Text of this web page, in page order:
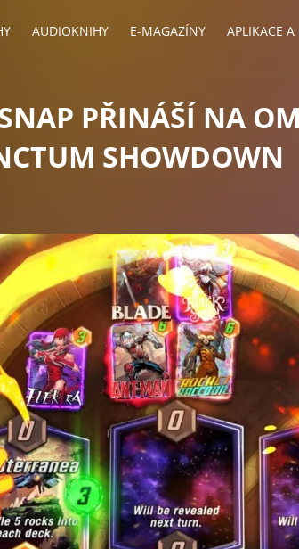
AUDIOKNIHY E-MAGAZÍNY APLIKACE A
PŘINÁŠÍ NA
SHOWDOWN